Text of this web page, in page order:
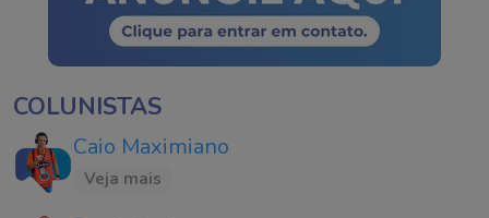
COLUNISTAS
Caio Maximiano
Veja mais